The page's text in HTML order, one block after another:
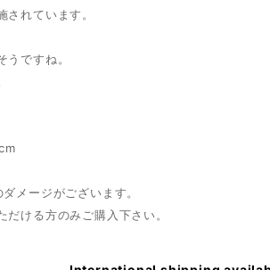
れています。
ですね。
メージがございます。
ける方のみご購入下さい。